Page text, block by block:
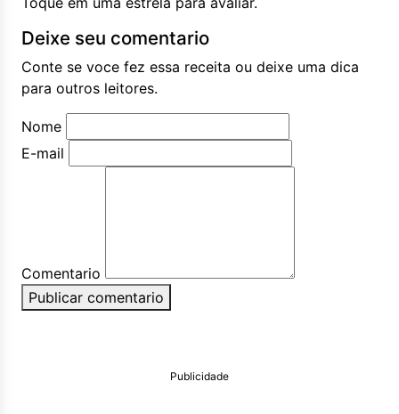
Deixe seu comentario
Conte se voce fez essa receita ou deixe uma dica
para outros leitores.
Nome
E-mail
Comentario
Publicar comentario
Publicidade